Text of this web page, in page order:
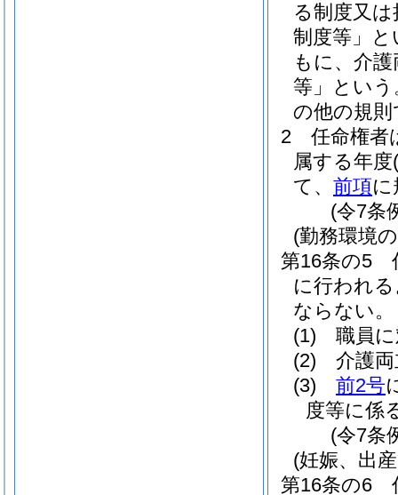
る制度又は
制度等」と
もに、介
等」という
の他の規
2
任命権者
属する年度
て、 前項
(令7条
(勤務環境
第16条の5
に行われ
ならない。
(1)
職員
(2)
介護
(3)
前2号
度等に係
(令7条
(妊娠、出
第16条の6